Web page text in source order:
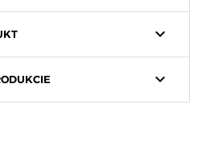
keyboard_arrow_down
keyboard_arrow_down